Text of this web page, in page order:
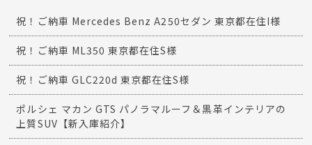
祝！ご納車 Mercedes Benz A250セダン 東京都在住I様
祝！ご納車 ML350 東京都在住S様
祝！ご納車 GLC220d 東京都在住S様
ポルシェ マカン GTS パノラマルーフ＆黒革インテリアの
上質SUV【新入庫紹介】